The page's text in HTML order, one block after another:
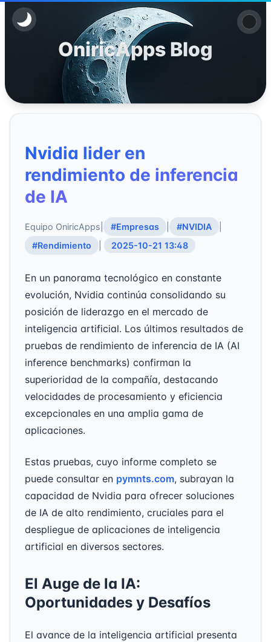
OniricApps Blog
Nvidia lider en
rendimiento de inferencia
de IA
Equipo OniricApps #Empresas #NVIDIA
#Rendimiento
2025-10-21 13:48
En un panorama tecnológico en constante
evolución, Nvidia continúa consolidando su
posición de liderazgo en el mercado de
inteligencia artificial. Los últimos resultados de
pruebas de rendimiento de inferencia de IA (AI
inference benchmarks) confirman la
superioridad de la compañía, destacando
velocidades de procesamiento y eficiencia
excepcionales en una amplia gama de
aplicaciones.
Estas pruebas, cuyo informe completo se
puede consultar en pymnts.com, subrayan la
capacidad de Nvidia para ofrecer soluciones
de IA de alto rendimiento, cruciales para el
despliegue de aplicaciones de inteligencia
artificial en diversos sectores.
El Auge de la IA:
Oportunidades y Desafíos
El avance de la inteligencia artificial presenta